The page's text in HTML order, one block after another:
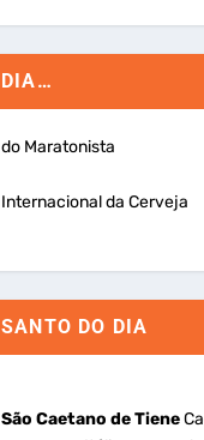
DIA…
do Maratonista
Internacional da Cerveja
SANTO DO DIA
São Caetano de Tiene